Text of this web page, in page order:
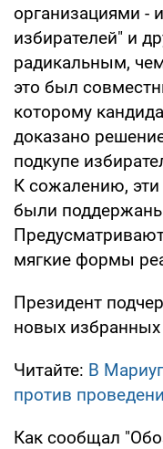
организациями -
избирателей" и
радикальным,
это был
которому
доказано
подкупе
К сожалению,
были
мягкие формы
Президент
новых
Читайте: В
против
Как сообщал